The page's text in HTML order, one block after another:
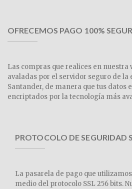
OFRECEMOS PAGO 100%
Las compras que realices en nuestra
avaladas por el servidor seguro de
Santander, de manera que tus datos
encriptados por la tecnología más
PROTOCOLO DE SEGURIDAD
La pasarela de pago que
medio del protocolo SSL 256 bits.